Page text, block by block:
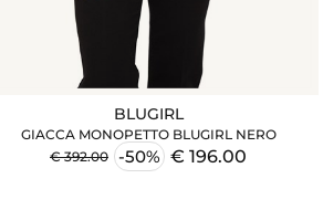
BLUGIRL
GIACCA MONOPETTO BLUGIRL NERO
€ 392.00 -50% € 196.00